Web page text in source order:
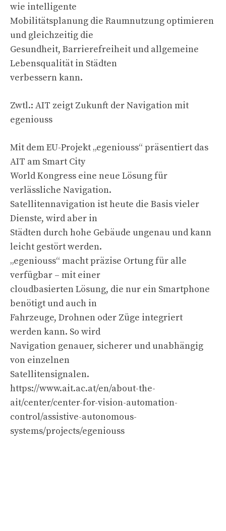
wie intelligente
Mobilitätsplanung die Raumnutzung optimieren
und gleichzeitig die
Gesundheit, Barrierefreiheit und allgemeine
Lebensqualität in Städten
verbessern kann.
Zwtl.: AIT zeigt Zukunft der Navigation mit
egeniouss
Mit dem EU-Projekt „egeniouss“ präsentiert das
AIT am Smart City
World Kongress eine neue Lösung für
verlässliche Navigation.
Satellitennavigation ist heute die Basis vieler
Dienste, wird aber in
Städten durch hohe Gebäude ungenau und kann
leicht gestört werden.
„egeniouss“ macht präzise Ortung für alle
verfügbar – mit einer
cloudbasierten Lösung, die nur ein Smartphone
benötigt und auch in
Fahrzeuge, Drohnen oder Züge integriert
werden kann. So wird
Navigation genauer, sicherer und unabhängig
von einzelnen
Satellitensignalen.
https://www.ait.ac.at/en/about-the-
ait/center/center-for-vision-automation-
control/assistive-autonomous-
systems/projects/egeniouss